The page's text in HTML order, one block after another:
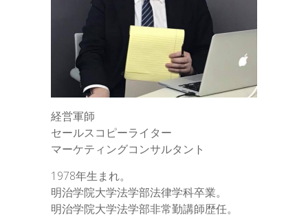
経営軍師
セールスコピーライター
マーケティングコンサルタント
1978年生まれ。
明治学院大学法学部法律学科卒業。
明治学院大学法学部非常勤講師歴任。